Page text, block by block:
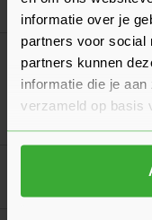
informatie over je
partners voor social
partners kunnen
informatie die je
verzameld op basis
Vanaf
Goed voorbereid